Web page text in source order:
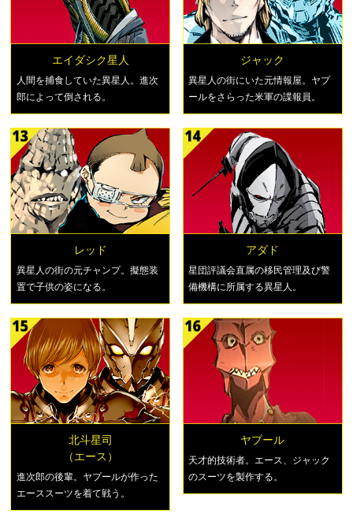
エイダシク星人
人間を捕食していた異星人。進次
郎によって倒される。
ジャック
異星人の街にいた元情報屋。ヤプ
ールをさらった米軍の諜報員。
レッド
異星人の街の元チャンプ。擬態装
置で子供の姿になる。
アダド
星団評議会直属の移民管理及び警
備機構に所属する異星人。
北斗星司
（エース）
進次郎の後輩。ヤプールが作った
エーススーツを着て戦う。
ヤプール
天才的技術者。エース、ジャック
のスーツを製作する。